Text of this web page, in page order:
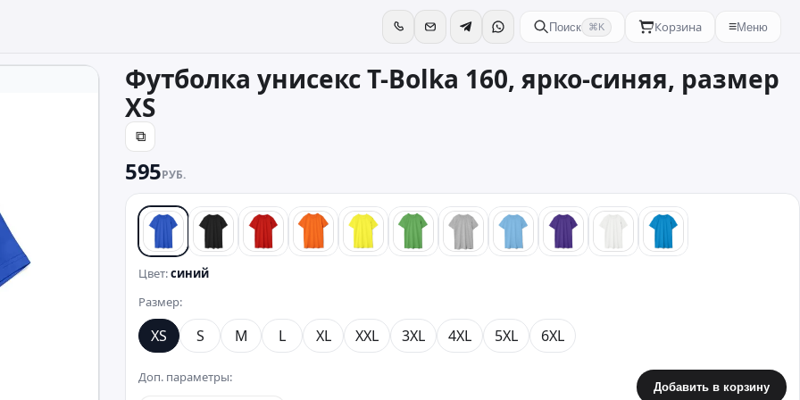
Поиск ⌘K Корзина ≡Меню
Футболка унисекс T-Bolka 160, ярко-синяя, размер
XS
⧉
595РУБ.
синий черныйкрасныйоранжевыйжелтыйзеленыйсерый голубойфиолетовый
белый бирюзовый
Цвет:синий
Размер:
XS S M L XL XXL 3XL 4XL 5XL 6XL
Доп. параметры:
Добавить в корзину